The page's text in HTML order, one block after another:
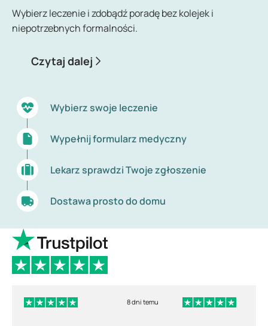
Wybierz leczenie i zdobądź poradę bez kolejek i
niepotrzebnych formalności.
Czytaj dalej
Wybierz swoje leczenie
Wypełnij formularz medyczny
Lekarz sprawdzi Twoje zgłoszenie
Dostawa prosto do domu
8 dni temu